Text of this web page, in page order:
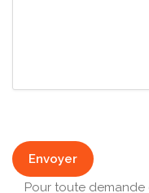
Envoyer
Pour toute